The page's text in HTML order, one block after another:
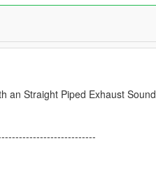
an Straight Piped Exhaust Sound